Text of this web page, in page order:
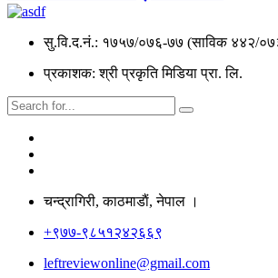
सु.वि.द.नं.: १७५७/०७६-७७ (साविक ४४२/
प्रकाशक: श्री प्रकृति मिडिया प्रा. लि.
चन्द्रागिरी, काठमाडाैं, नेपाल ।
+९७७-९८५१२४२६६९
leftreviewonline@gmail.com